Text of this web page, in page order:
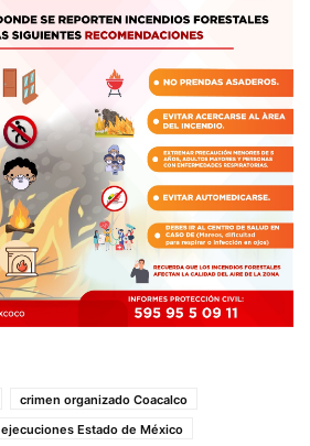
crimen organizado Coacalco
ejecuciones Estado de México